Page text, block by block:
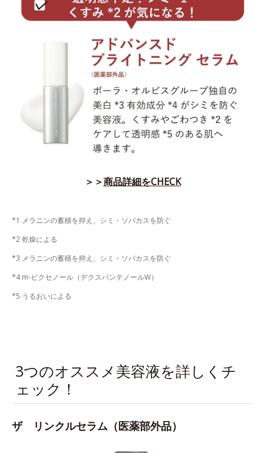
＞＞商品詳細をCHECK
*1 メラニンの蓄積を抑え、シミ・ソバカスを防ぐ
*2 乾燥による
*3 メラニンの蓄積を抑え、シミ・ソバカスを防ぐ
*4 m-ピクセノール（デクスパンテノールW）
*5 うるおいによる
3つのオススメ美容液を詳しくチ
ェック！
ザ リンクルセラム（医薬部外品）